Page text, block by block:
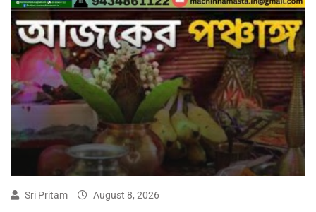
Sri Pritam August 8, 2026